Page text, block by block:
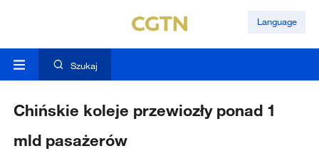
Language
Szukaj
Chińskie koleje przewiozły ponad 1
mld pasażerów